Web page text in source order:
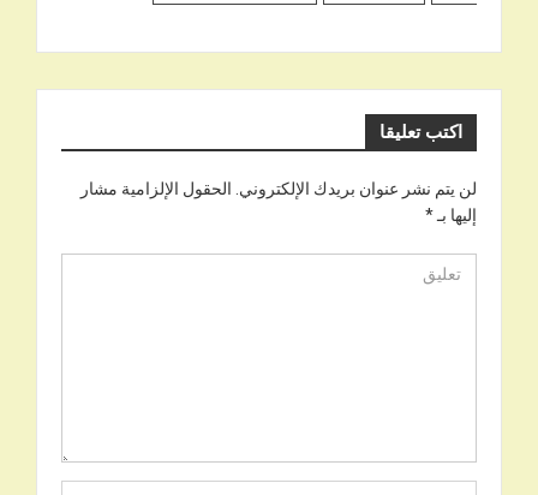
اكتب تعليقا
لن يتم نشر عنوان بريدك الإلكتروني. الحقول الإلزامية مشار
إليها بـ*